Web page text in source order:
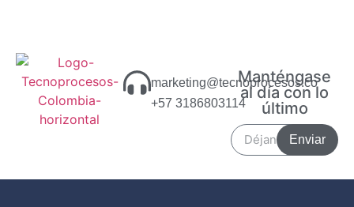
marketing@tecnoprocesos.co
+57 3186803114
Manténgase
al día con lo
último
Enviar